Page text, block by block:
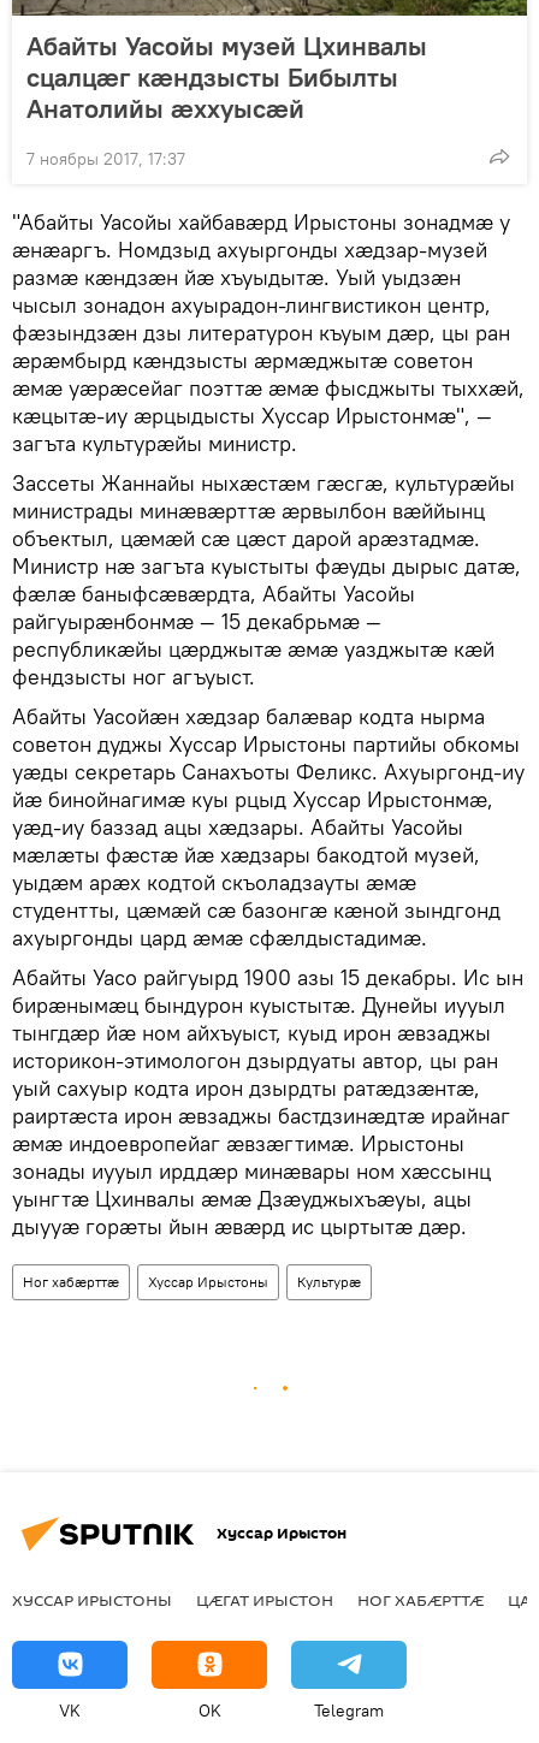
Абайты Уасойы музей Цхинвалы
сцалцæг кæндзысты Бибылты
Анатолийы æххуысæй
7 ноябры 2017, 17:37
"Абайты Уасойы хайбавӕрд Ирыстоны зонадмӕ у
ӕнӕаргъ. Номдзыд ахуыргонды хӕдзар-музей
размӕ кӕндзӕн йӕ хъуыдытӕ. Уый уыдзӕн
чысыл зонадон ахуырадон-лингвистикон центр,
фӕзындзӕн дзы литературон къуым дӕр, цы ран
ӕрӕмбырд кӕндзысты ӕрмӕджытӕ советон
ӕмӕ уӕрӕсейаг поэттӕ ӕмӕ фысджыты тыххӕй,
кӕцытӕ-иу ӕрцыдысты Хуссар Ирыстонмӕ", —
загъта культурӕйы министр.
Зассеты Жаннайы ныхӕстӕм гӕсгӕ, культурӕйы
министрады минӕвӕрттӕ ӕрвылбон вӕййынц
объектыл, цӕмӕй сӕ цӕст дарой арӕзтадмӕ.
Министр нӕ загъта куыстыты фӕуды дырыс датӕ,
фӕлӕ баныфсӕвӕрдта, Абайты Уасойы
райгуырӕнбонмӕ — 15 декабрьмӕ —
республикӕйы цӕрджытӕ ӕмӕ уазджытӕ кӕй
фендзысты ног агъуыст.
Абайты Уасойӕн хӕдзар балӕвар кодта нырма
советон дуджы Хуссар Ирыстоны партийы обкомы
уӕды секретарь Санахъоты Феликс. Ахуыргонд-иу
йӕ бинойнагимӕ куы рцыд Хуссар Ирыстонмӕ,
уӕд-иу баззад ацы хӕдзары. Абайты Уасойы
мӕлӕты фӕстӕ йӕ хӕдзары бакодтой музей,
уыдӕм арӕх кодтой скъоладзауты ӕмӕ
студентты, цӕмӕй сӕ базонгӕ кӕной зындгонд
ахуыргонды цард ӕмӕ сфӕлдыстадимӕ.
Абайты Уасо райгуырд 1900 азы 15 декабры. Ис ын
бирӕнымӕц бындурон куыстытӕ. Дунейы иууыл
тынгдӕр йӕ ном айхъуыст, куыд ирон ӕвзаджы
историкон-этимологон дзырдуаты автор, цы ран
уый сахуыр кодта ирон дзырдты ратӕдзӕнтӕ,
раиртӕста ирон ӕвзаджы бастдзинӕдтӕ ирайнаг
ӕмӕ индоевропейаг ӕвзӕгтимӕ. Ирыстоны
зонады иууыл ирддӕр минӕвары ном хӕссынц
уынгтӕ Цхинвалы ӕмӕ Дзӕуджыхъӕуы, ацы
дыууӕ горӕты йын ӕвӕрд ис цыртытӕ дӕр.
Ног хабӕрттӕ Хуссар Ирыстоны Культурӕ
Хуссар Ирыстон
ХУССАР ИРЫСТОНЫ ЦӔГАТ ИРЫСТОН НОГ ХАБӔРТТӔ
VK OK Telegram